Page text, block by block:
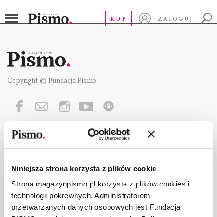
Niniejsza strona korzysta z plików cookie
Strona magazynpismo.pl korzysta z plików cookies i
technologii pokrewnych. Administratorem
przetwarzanych danych osobowych jest Fundacja
KUP ZALOGUJ
Copyright © Fundacja Pismo
O „PIŚMIE”
FACT-CHECKING W „PIŚMIE”
DLA REKLAMODAWCÓW
GDZIE KUPIĆ „PISMO”?